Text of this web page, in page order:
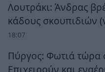
Λουτράκι: Άνδρας
κάδους σκουπιδιών
18:07
Πύργος: Φωτιά τώρα
Επιχειρούν και